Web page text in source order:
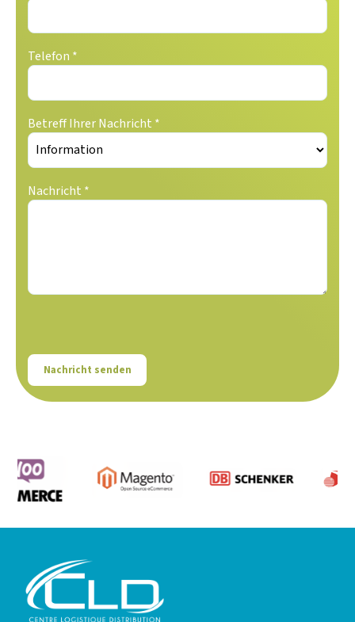
Telefon *
Betreff Ihrer Nachricht *
Nachricht *